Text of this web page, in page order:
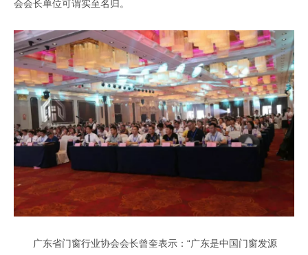
会会长单位可谓实至名归。
广东省门窗行业协会会长曾奎表示：“广东是中国门窗发源